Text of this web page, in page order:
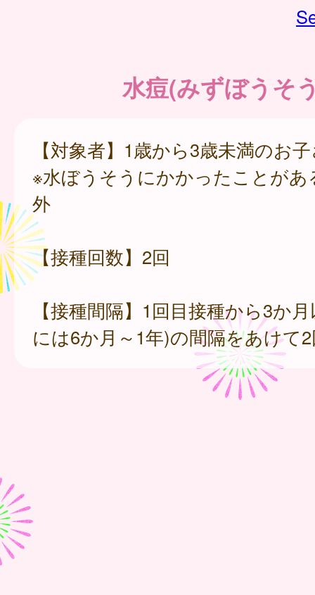
水痘(みずぼうそ
【対象者】1歳から3歳未満のお
※水ぼうそうにかかったことがあ
外
【接種回数】2回
【接種間隔】1回目接種から3か
には6か月～1年)の間隔をあけて